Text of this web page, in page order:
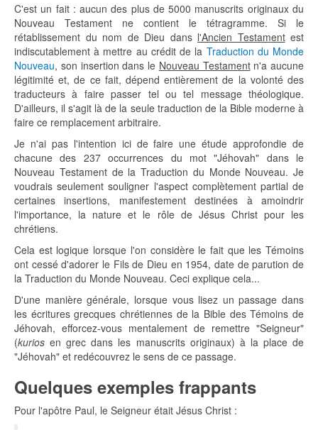
C'est un fait : aucun des plus de 5000 manuscrits originaux du
Nouveau Testament ne contient le tétragramme. Si le
rétablissement du nom de Dieu dans l'Ancien Testamentest
indiscutablement à mettre au crédit de la Traduction du Monde
Nouveau, son insertion dans le Nouveau Testamentn'a aucune
légitimité et, de ce fait, dépend entièrement de la volonté des
traducteurs à faire passer tel ou tel message théologique.
D'ailleurs, il s'agit là de la seule traduction de la Bible moderne à
faire ce remplacement arbitraire.
Je n'ai pas l'intention ici de faire une étude approfondie de
chacune des 237 occurrences du mot "Jéhovah" dans le
Nouveau Testament de la Traduction du Monde Nouveau. Je
voudrais seulement souligner l'aspect complètement partial de
certaines insertions, manifestement destinées à amoindrir
l'importance, la nature et le rôle de Jésus Christ pour les
chrétiens.
Cela est logique lorsque l'on considère le fait que les Témoins
ont cessé d'adorer le Fils de Dieu en 1954, date de parution de
la Traduction du Monde Nouveau. Ceci explique cela...
D'une manière générale, lorsque vous lisez un passage dans
les écritures grecques chrétiennes de la Bible des Témoins de
Jéhovah, efforcez-vous mentalement de remettre "Seigneur"
(kurios en grec dans les manuscrits originaux) à la place de
"Jéhovah" et redécouvrez le sens de ce passage.
Quelques exemples frappants
Pour l'apôtre Paul, le Seigneur était Jésus Christ :